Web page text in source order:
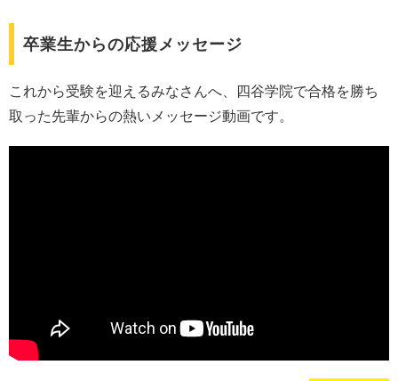
卒業生からの応援メッセージ
これから受験を迎えるみなさんへ、四谷学院で合格を勝ち
取った先輩からの熱いメッセージ動画です。